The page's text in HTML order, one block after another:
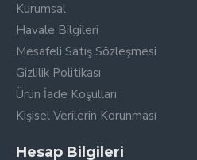
Kurumsal
Havale Bilgileri
Mesafeli Satış Sözleşmesi
Gizlilik Politikası
Ürün İade Koşulları
Kişisel Verilerin Korunması
Hesap Bilgileri